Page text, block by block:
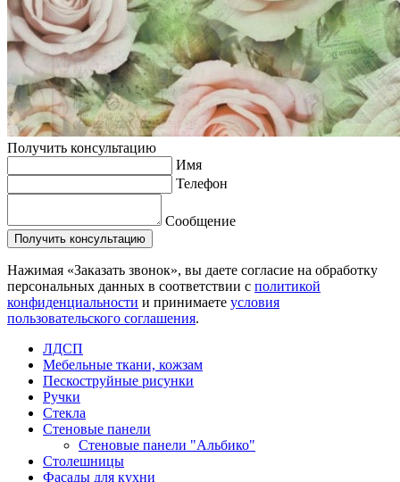
Получить консультацию
Имя
Телефон
Сообщение
Нажимая «Заказать звонок», вы даете согласие на обработку
персональных данных в соответствии с политикой
конфиденциальности и принимаете условия
пользовательского соглашения.
ЛДСП
Мебельные ткани, кожзам
Пескоструйные рисунки
Ручки
Стекла
Стеновые панели
Стеновые панели "Альбико"
Столешницы
Фасады для кухни